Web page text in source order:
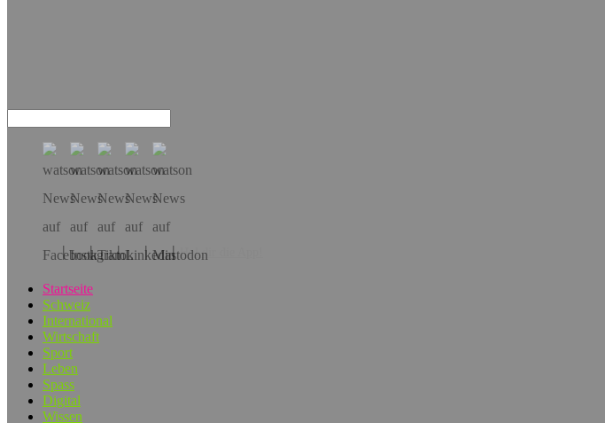
Hol dir die App!
Startseite
Schweiz
International
Wirtschaft
Sport
Leben
Spass
Digital
Wissen